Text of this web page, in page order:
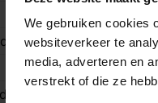
We gebruiken cookies
websiteverkeer te
media, adverteren en
verstrekt of die ze